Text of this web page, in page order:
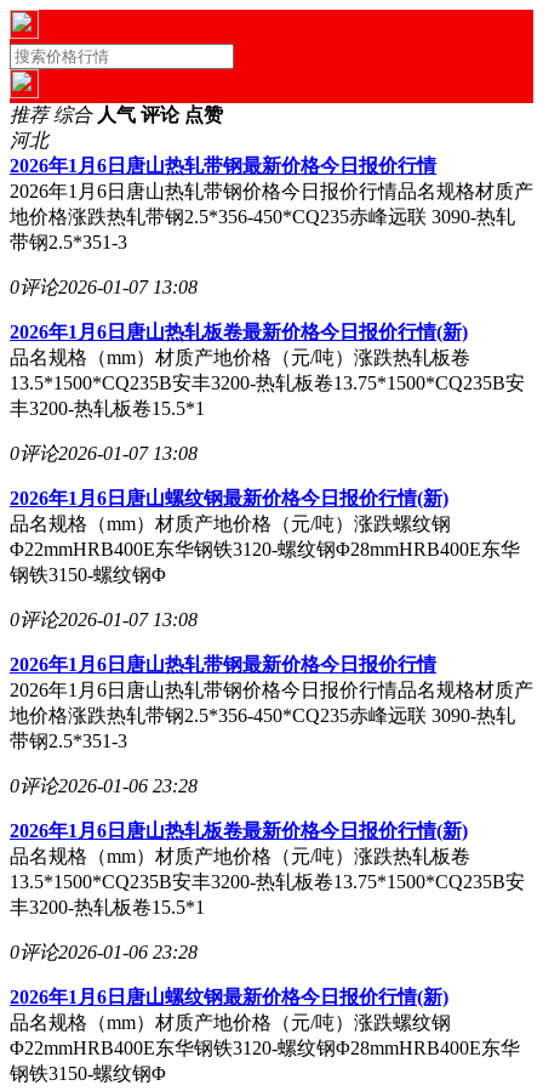
推荐 综合 人气 评论 点赞
河北
2026年1月6日唐山热轧带钢最新价格今日报价行情
2026年1月6日唐山热轧带钢价格今日报价行情品名规格材质产
地价格涨跌热轧带钢2.5*356-450*CQ235赤峰远联 3090-热轧
带钢2.5*351-3
0评论2026-01-07 13:08
2026年1月6日唐山热轧板卷最新价格今日报价行情(新)
品名规格（mm）材质产地价格（元/吨）涨跌热轧板卷
13.5*1500*CQ235B安丰3200-热轧板卷13.75*1500*CQ235B安
丰3200-热轧板卷15.5*1
0评论2026-01-07 13:08
2026年1月6日唐山螺纹钢最新价格今日报价行情(新)
品名规格（mm）材质产地价格（元/吨）涨跌螺纹钢
Φ22mmHRB400E东华钢铁3120-螺纹钢Φ28mmHRB400E东华
钢铁3150-螺纹钢Φ
0评论2026-01-07 13:08
2026年1月6日唐山热轧带钢最新价格今日报价行情
2026年1月6日唐山热轧带钢价格今日报价行情品名规格材质产
地价格涨跌热轧带钢2.5*356-450*CQ235赤峰远联 3090-热轧
带钢2.5*351-3
0评论2026-01-06 23:28
2026年1月6日唐山热轧板卷最新价格今日报价行情(新)
品名规格（mm）材质产地价格（元/吨）涨跌热轧板卷
13.5*1500*CQ235B安丰3200-热轧板卷13.75*1500*CQ235B安
丰3200-热轧板卷15.5*1
0评论2026-01-06 23:28
2026年1月6日唐山螺纹钢最新价格今日报价行情(新)
品名规格（mm）材质产地价格（元/吨）涨跌螺纹钢
Φ22mmHRB400E东华钢铁3120-螺纹钢Φ28mmHRB400E东华
钢铁3150-螺纹钢Φ